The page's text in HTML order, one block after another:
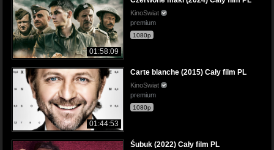
01:58:09
KinoSwiat
premium
1080p
01:44:53
Carte blanche (2015) Cały film PL
KinoSwiat
premium
1080p
Śubuk (2022) Cały film PL